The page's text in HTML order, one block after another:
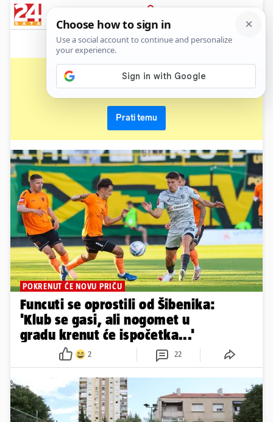
PRIJAVA
News
funcuti
Prati temu
POKRENUT ĆE NOVU PRIČU
Funcuti se oprostili od Šibenika:
'Klub se gasi, ali nogomet u
gradu krenut će ispočetka...'
2 22